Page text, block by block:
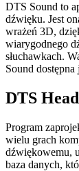
DTS Sound to
dźwięku. Jest
wrażeń 3D,
wiarygodnego
słuchawkach.
Sound
DTS
Program
wielu grach
dźwiękowemu,
baza danych,